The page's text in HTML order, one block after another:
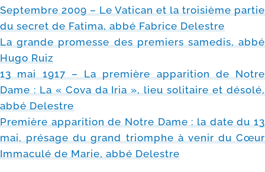
Septembre 2009 – Le Vatican et la troi­sième par­tie
du secret de Fatima, abbé Fabrice Delestre
La grande pro­messe des pre­miers same­dis, abbé
Hugo Ruiz
13 mai 1917 – La pre­mière appa­ri­tion de Notre
Dame : La « Cova da Iria », lieu soli­taire et déso­lé,
abbé Delestre
Première appa­ri­tion de Notre Dame : la date du 13
mai, pré­sage du grand triomphe à venir du Cœur
Immaculé de Marie, abbé Delestre